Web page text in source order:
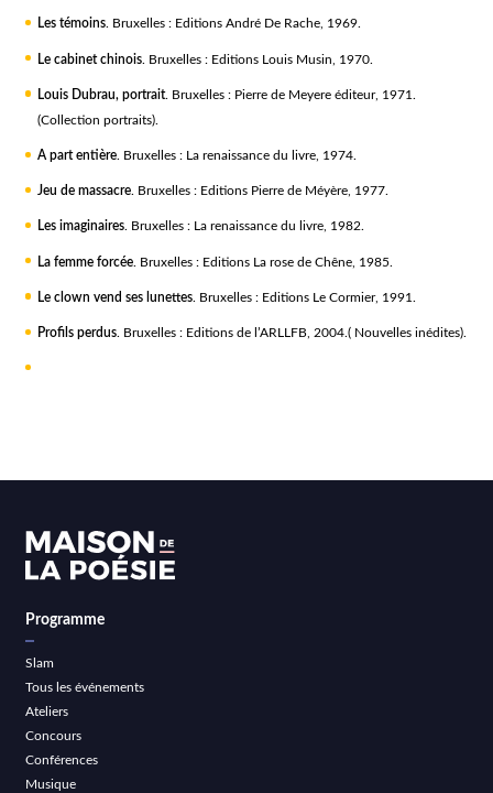
Les témoins. Bruxelles : Editions André De Rache, 1969.
Le cabinet chinois. Bruxelles : Editions Louis Musin, 1970.
Louis Dubrau, portrait. Bruxelles : Pierre de Meyere éditeur, 1971.
(Collection portraits).
A part entière. Bruxelles : La renaissance du livre, 1974.
Jeu de massacre. Bruxelles : Editions Pierre de Méyère, 1977.
Les imaginaires. Bruxelles : La renaissance du livre, 1982.
La femme forcée. Bruxelles : Editions La rose de Chêne, 1985.
Le clown vend ses lunettes. Bruxelles : Editions Le Cormier, 1991.
Profils perdus. Bruxelles : Editions de l’ARLLFB, 2004.( Nouvelles inédites).
Programme
Slam
Tous les événements
Ateliers
Concours
Conférences
Musique